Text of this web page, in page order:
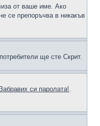
от ваше име. Ако
се препоръчва в никакъв
ще сте Скрит.
си паролата!.